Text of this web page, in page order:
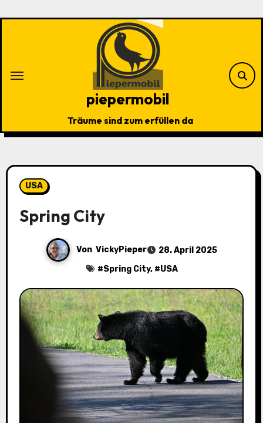
piepermobil
Träume sind zum erfüllen da
USA
Spring City
Von VickyPieper
28. April 2025
#Spring City, #USA